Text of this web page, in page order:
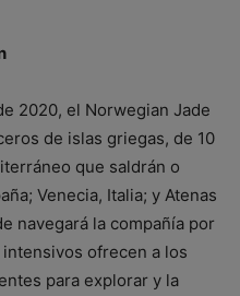
2020, el Norwegian Jade
de islas griegas, de 10
que saldrán o
Venecia, Italia; y Atenas
navegará la compañía por
ofrecen a los
para explorar y la